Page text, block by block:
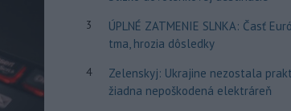
3
ÚPLNÉ ZATMENIE SLNKA: Časť
tma, hrozia dôsledky
4
Zelenskyj: Ukrajine nezostala
žiadna nepoškodená elektráreň